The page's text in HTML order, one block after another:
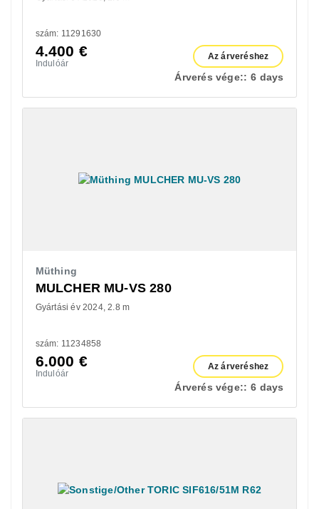
szám: 11291630
4.400 €
Indulóár
Az árveréshez
Árverés vége:: 6 days
Müthing
MULCHER MU-VS 280
Gyártási év 2024 2.8 m
szám: 11234858
6.000 €
Indulóár
Az árveréshez
Árverés vége:: 6 days